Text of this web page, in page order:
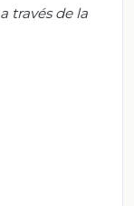
través de la